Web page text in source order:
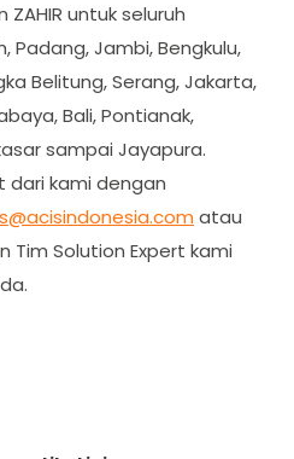
untuk seluruh
Padang, Jambi, Bengkulu,
Belitung, Serang, Jakarta,
Bali, Pontianak,
sampai Jayapura.
dari kami dengan
atau
Tim Solution Expert kami